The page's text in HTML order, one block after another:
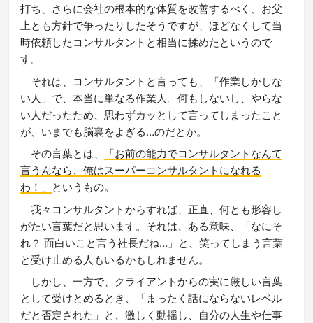
打ち、さらに会社の根本的な体質を改善するべく、お父
上とも方針で争ったりしたそうですが、ほどなくして当
時依頼したコンサルタントと相当に揉めたというので
す。
それは、コンサルタントと言っても、「作業しかしな
い人」で、本当に単なる作業人。何もしないし、やらな
い人だったため、思わずカッとして言ってしまったこと
が、いまでも脳裏をよぎる…のだとか。
その言葉とは、
「お前の能力でコンサルタントなんて
言うんなら、俺はスーパーコンサルタントになれる
わ！」 というもの。
我々コンサルタントからすれば、正直、何とも形容し
がたい言葉だと思います。それは、ある意味、「なにそ
れ？ 面白いこと言う社長だね…」と、笑ってしまう言葉
と受け止める人もいるかもしれません。
しかし、一方で、クライアントからの実に厳しい言葉
として受けとめるとき、「まったく話にならないレベル
だと否定された」と、激しく動揺し、自分の人生や仕事